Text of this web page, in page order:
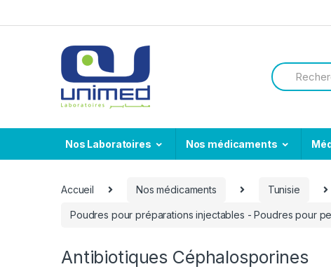
to
to
Search
for:
Nos Laboratoires Nos médicaments
Accueil Nos médicaments Tunisie
Poudres pour préparations injectables - Poudres pour
Antibiotiques Céphalosporines